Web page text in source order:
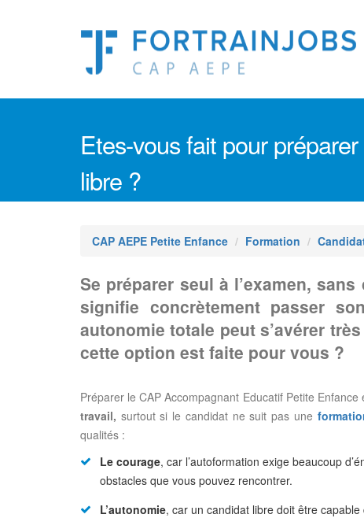
Etes-vous fait pour
libre ?
CAP AEPE Petite Enfance Formation
Se préparer seul à l’examen,
signifie concrètement passer
autonomie totale peut s’avérer
cette option est faite pour vous ?
Préparer le CAP Accompagnant Educatif Petite
travail, surtout si le candidat ne suit pas une
qualités :
Le courage, car l’autoformation exige beaucoup
obstacles que vous pouvez rencontrer.
L’autonomie, car un candidat libre doit être